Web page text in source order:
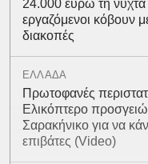
24.000 ευρώ τη νύχτα
εργαζόμενοι κόβουν
διακοπές
ΕΛΛΑΔΑ
Πρωτοφανές
Ελικόπτερο
Σαρακήνικο για να
επιβάτες (Video)